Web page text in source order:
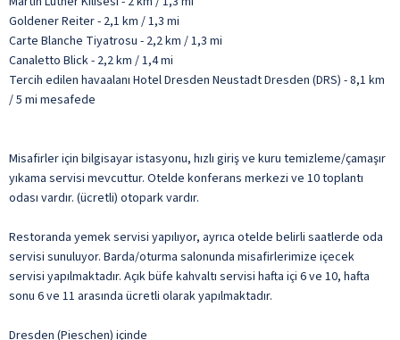
Goldener Reiter - 2,1 km / 1,3 mi
Carte Blanche Tiyatrosu - 2,2 km / 1,3 mi
Canaletto Blick - 2,2 km / 1,4 mi
Tercih edilen havaalanı Hotel Dresden Neustadt Dresden (DRS) - 8,1 km
/ 5 mi mesafede
Misafirler için bilgisayar istasyonu, hızlı giriş ve kuru temizleme/çamaşır
yıkama servisi mevcuttur. Otelde konferans merkezi ve 10 toplantı
odası vardır. (ücretli) otopark vardır.
Restoranda yemek servisi yapılıyor, ayrıca otelde belirli saatlerde oda
servisi sunuluyor. Barda/oturma salonunda misafirlerimize içecek
servisi yapılmaktadır. Açık büfe kahvaltı servisi hafta içi 6 ve 10, hafta
sonu 6 ve 11 arasında ücretli olarak yapılmaktadır.
Dresden (Pieschen) içinde